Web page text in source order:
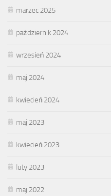
marzec 2025
październik 2024
wrzesień 2024
maj 2024
kwiecień 2024
maj 2023
kwiecień 2023
luty 2023
maj 2022